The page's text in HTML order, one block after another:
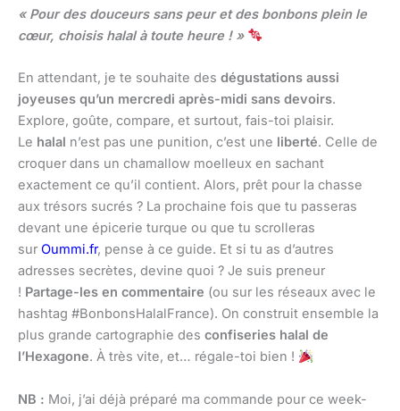
« Pour des douceurs sans peur et des bonbons plein le
cœur, choisis halal à toute heure ! »
En attendant, je te souhaite des dégustations aussi
joyeuses qu’un mercredi après-midi sans devoirs.
Explore, goûte, compare, et surtout, fais-toi plaisir.
Le halal n’est pas une punition, c’est une liberté. Celle de
croquer dans un chamallow moelleux en sachant
exactement ce qu’il contient. Alors, prêt pour la chasse
aux trésors sucrés ? La prochaine fois que tu passeras
devant une épicerie turque ou que tu scrolleras
sur Oummi.fr, pense à ce guide. Et si tu as d’autres
adresses secrètes, devine quoi ? Je suis preneur
! Partage-les en commentaire (ou sur les réseaux avec le
hashtag #BonbonsHalalFrance). On construit ensemble la
plus grande cartographie des confiseries halal de
l’Hexagone. À très vite, et… régale-toi bien !
NB : Moi, j’ai déjà préparé ma commande pour ce week-